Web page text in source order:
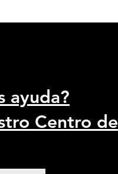
ayuda?
Centro de